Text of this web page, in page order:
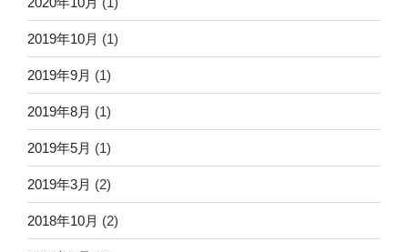
2019年10月 (1)
2019年9月 (1)
2019年8月 (1)
2019年5月 (1)
2019年3月 (2)
2018年10月 (2)